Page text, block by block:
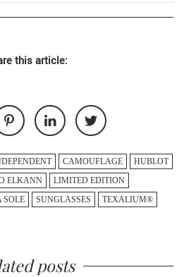
this article:
CAMOUFLAGE
HUBLOT
ELKANN
LIMITED EDITION
SOLE SUNGLASSES
TEXALIUM®
posts